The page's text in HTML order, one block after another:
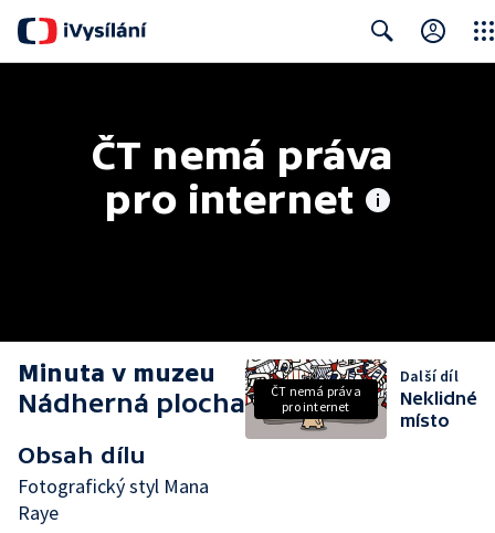
ČT nemá práva
pro internet
Minuta v muzeu
Nádherná plocha
Obsah dílu
Fotografický styl Mana
Raye
ČT nemá práva
pro internet
Další díl
Neklidné
místo